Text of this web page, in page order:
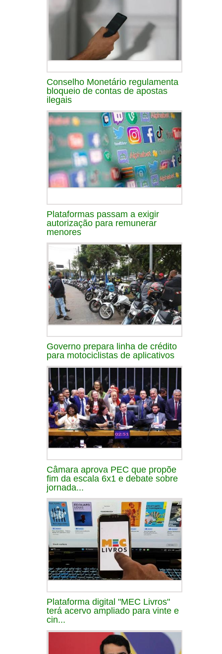
Conselho Monetário regulamenta
bloqueio de contas de apostas
ilegais
Plataformas passam a exigir
autorização para remunerar
menores
Governo prepara linha de crédito
para motociclistas de aplicativos
Câmara aprova PEC que propõe
fim da escala 6x1 e debate sobre
jornada...
Plataforma digital "MEC Livros"
terá acervo ampliado para vinte e
cin...